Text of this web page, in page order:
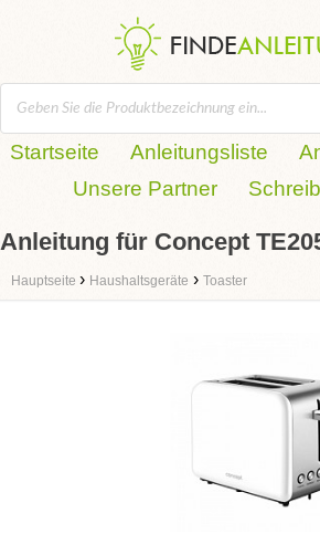
Startseite Anleitungsliste
Unsere Partner
Anleitung für Concept
Hauptseite › Haushaltsgeräte › Toaster